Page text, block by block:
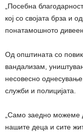
„Посебна
кој со својата брза и
понатамошното
Од општината со
вандализам,
несовесно
служби и полицијата.
„Само заедно можеме
нашите деца и сите